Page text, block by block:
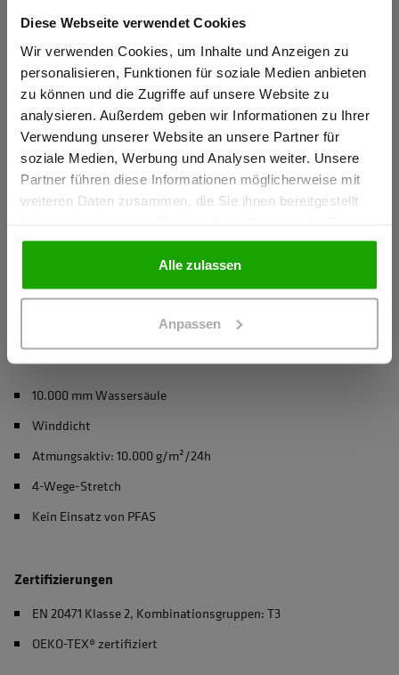
Diese Webseite verwendet Cookies
Wir verwenden Cookies, um Inhalte und Anzeigen zu
personalisieren, Funktionen für soziale Medien anbieten
zu können und die Zugriffe auf unsere Website zu
analysieren. Außerdem geben wir Informationen zu Ihrer
Verwendung unserer Website an unsere Partner für
soziale Medien, Werbung und Analysen weiter. Unsere
Partner führen diese Informationen möglicherweise mit
weiteren Daten zusammen, die Sie ihnen bereitgestellt
gesammelt haben.
Alle zulassen
Anpassen
Hochwertiges Westenfutter für mehr Tragekomfort und
besseres Körperklima
mehr anzeigen
Herstellerangaben
Schwabmünchen, Deutschland
info@schoeffel-pro.com
Materialeigenschaften
10.000 mm Wassersäule
Winddicht
Atmungsaktiv: 10.000 g/m²/24h
4-Wege-Stretch
Kein Einsatz von PFAS
Zertifizierungen
EN 20471 Klasse 2, Kombinationsgruppen: T3
OEKO-TEX® zertifiziert
Sind Sie
Gewerbetreibender?
Ich bestätige, dass ich Gewerbetreibender bin. Alle
Preise werden netto ausgewiesen.